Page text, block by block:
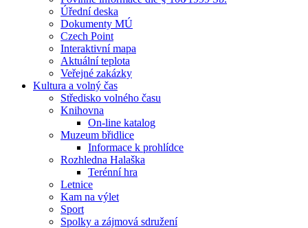
Úřední deska
Dokumenty MÚ
Czech Point
Interaktivní mapa
Aktuální teplota
Veřejné zakázky
Kultura a volný čas
Středisko volného času
Knihovna
On-line katalog
Muzeum břidlice
Informace k prohlídce
Rozhledna Halaška
Terénní hra
Letnice
Kam na výlet
Sport
Spolky a zájmová sdružení